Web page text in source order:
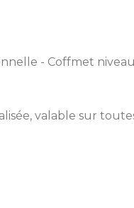
- Coffmet
valable sur